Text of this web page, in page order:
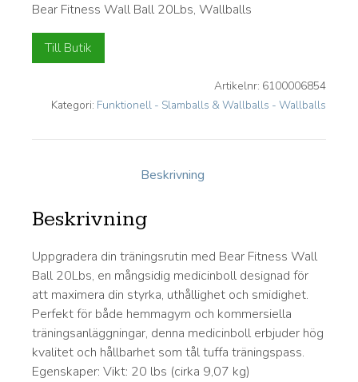
Bear Fitness Wall Ball 20Lbs, Wallballs
Till Butik
Artikelnr: 6100006854
Kategori: Funktionell - Slamballs & Wallballs - Wallballs
Beskrivning
Beskrivning
Uppgradera din träningsrutin med Bear Fitness Wall
Ball 20Lbs, en mångsidig medicinboll designad för
att maximera din styrka, uthållighet och smidighet.
Perfekt för både hemmagym och kommersiella
träningsanläggningar, denna medicinboll erbjuder hög
kvalitet och hållbarhet som tål tuffa träningspass.
Egenskaper: Vikt: 20 lbs (cirka 9,07 kg)